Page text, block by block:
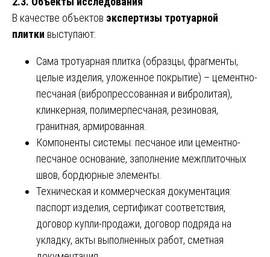
В качестве объектов экспертизы тротуарной
плитки выступают:
Сама тротуарная плитка (образцы, фрагменты,
целые изделия, уложенное покрытие) – цементно-
песчаная (вибропрессованная и вибролитая),
клинкерная, полимерпесчаная, резиновая,
гранитная, армированная.
Компоненты системы: песчаное или цементно-
песчаное основание, заполнение межплиточных
швов, бордюрные элементы.
Техническая и коммерческая документация:
паспорт изделия, сертификат соответствия,
договор купли-продажи, договор подряда на
укладку, акты выполненных работ, сметная